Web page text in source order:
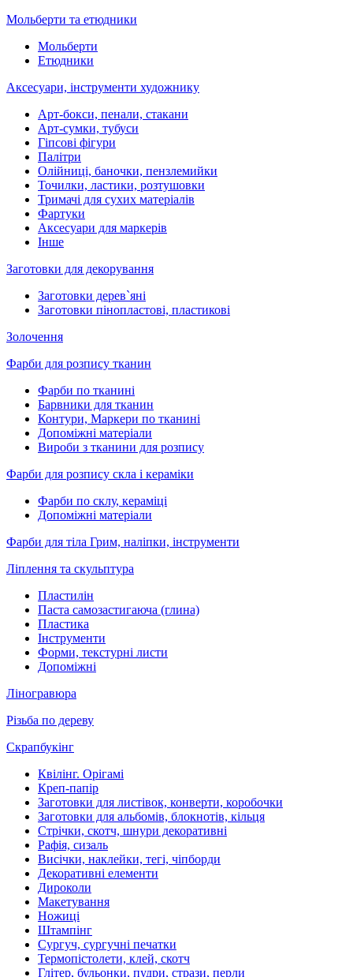
Мольберти та етюдники
Мольберти
Етюдники
Аксесуари, інструменти художнику
Арт-бокси, пенали, стакани
Арт-сумки, тубуси
Гіпсові фігури
Палітри
Олійниці, баночки, пензлемийки
Точилки, ластики, розтушовки
Тримачі для сухих матеріалів
Фартуки
Аксесуари для маркерів
Інше
Заготовки для декорування
Заготовки дерев`яні
Заготовки пінопластові, пластикові
Золочення
Фарби для розпису тканин
Фарби по тканині
Барвники для тканин
Контури, Маркери по тканині
Допоміжні матеріали
Вироби з тканини для розпису
Фарби для розпису скла і кераміки
Фарби по склу, кераміці
Допоміжні матеріали
Фарби для тіла Грим, наліпки, інструменти
Ліплення та скульптура
Пластилін
Паста самозастигаюча (глина)
Пластика
Інструменти
Форми, текстурні листи
Допоміжні
Ліногравюра
Різьба по дереву
Скрапбукінг
Квілінг. Орігамі
Креп-папір
Заготовки для листівок, конверти, коробочки
Заготовки для альбомів, блокнотів, кільця
Стрічки, скотч, шнури декоративні
Рафія, сизаль
Висічки, наклейки, тегі, чіпборди
Декоративні елементи
Дироколи
Макетування
Ножиці
Штампінг
Сургуч, сургучні печатки
Термопістолети, клей, скотч
Глітер, бульонки, пудри, стрази, перли